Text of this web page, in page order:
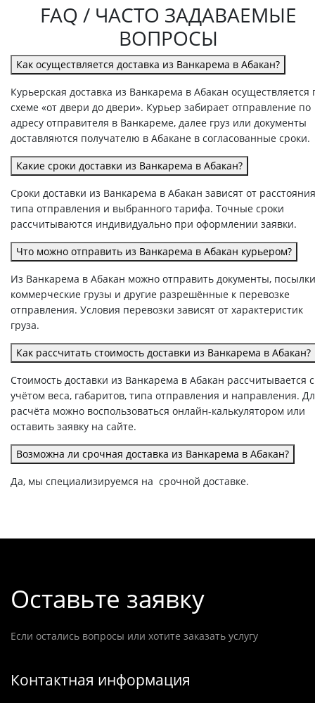
FAQ / ЧАСТО ЗАДАВАЕМЫЕ
ВОПРОСЫ
Как осуществляется доставка из Ванкарема в Абакан?
Курьерская доставка из Ванкарема в Абакан осуществляется
схеме «от двери до двери». Курьер забирает отправление по
адресу отправителя в Ванкареме, далее груз или документы
доставляются получателю в Абакане в согласованные сроки.
Какие сроки доставки из Ванкарема в Абакан?
Сроки доставки из Ванкарема в Абакан зависят от
типа отправления и выбранного тарифа. Точные сроки
рассчитываются индивидуально при оформлении заявки.
Что можно отправить из Ванкарема в Абакан курьером?
Из Ванкарема в Абакан можно отправить документы,
коммерческие грузы и другие разрешённые к перевозке
отправления. Условия перевозки зависят от характеристик
груза.
Как рассчитать стоимость доставки из Ванкарема в Абакан?
Стоимость доставки из Ванкарема в Абакан рассчитывается с
учётом веса, габаритов, типа отправления и направления.
расчёта можно воспользоваться онлайн-калькулятором или
оставить заявку на сайте.
Возможна ли срочная доставка из Ванкарема в Абакан?
Да, мы специализируемся на срочной доставке.
Оставьте заявку
Если остались вопросы или хотите заказать услугу
Контактная информация